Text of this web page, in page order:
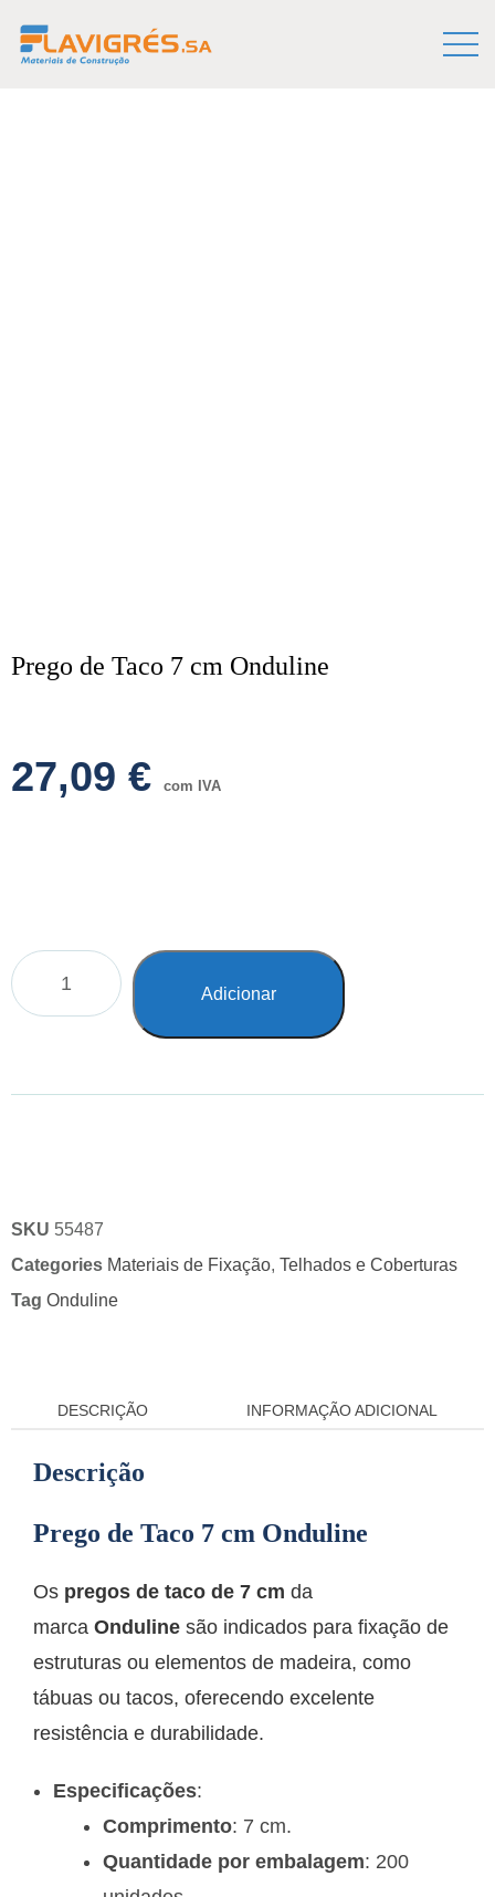
Prego de Taco 7 cm Onduline
27,09 € com IVA
Adicionar
SKU 55487
Categories Materiais de Fixação, Telhados e Coberturas
Tag Onduline
DESCRIÇÃO INFORMAÇÃO ADICIONAL
Descrição
Prego de Taco 7 cm Onduline
Os pregos de taco de 7 cm da
marca Onduline são indicados para fixação de
estruturas ou elementos de madeira, como
tábuas ou tacos, oferecendo excelente
resistência e durabilidade.
Especificações:
Comprimento: 7 cm.
Quantidade por embalagem: 200